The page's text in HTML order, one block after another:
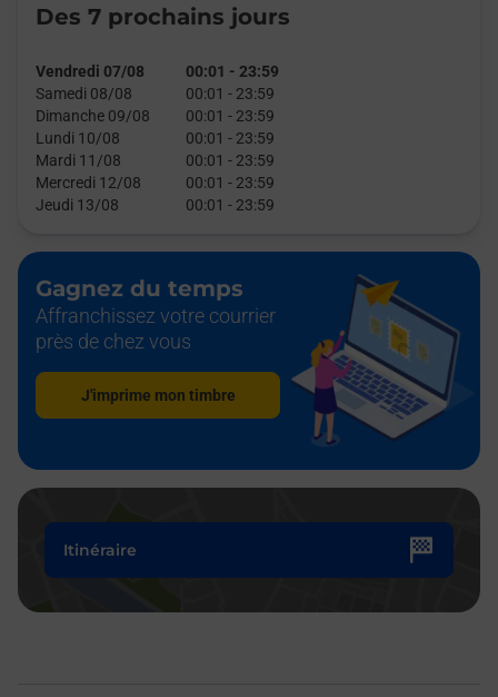
Des 7 prochains jours
Vendredi 07/08 00:01 - 23:59
Samedi 08/08
00:01 - 23:59
Dimanche 09/08
00:01 - 23:59
Lundi 10/08
00:01 - 23:59
Mardi 11/08
00:01 - 23:59
Mercredi 12/08
00:01 - 23:59
Jeudi 13/08
00:01 - 23:59
Gagnez du temps
Affranchissez votre courrier
près de chez vous
J'imprime mon timbre
Itinéraire